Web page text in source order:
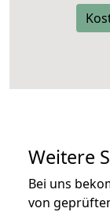
Weitere
Bei uns
von